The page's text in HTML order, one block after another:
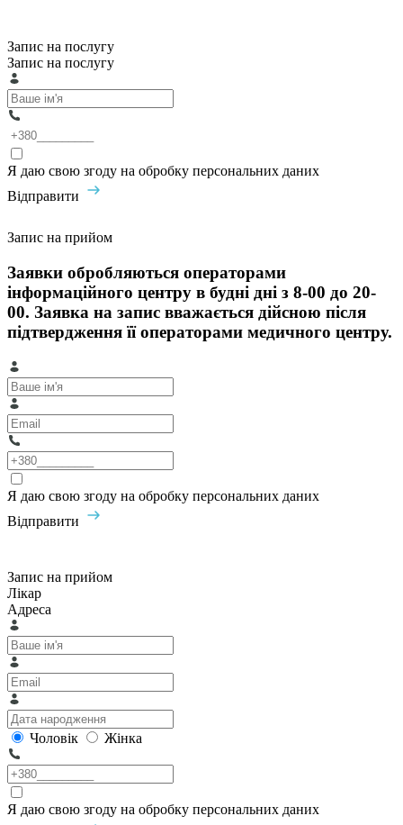
Запис на послугу
Запис на послугу
Я даю свою згоду на обробку персональних даних
Відправити
Запис на прийом
Заявки обробляються операторами
інформаційного центру в будні дні з 8-00 до 20-
00. Заявка на запис вважається дійсною після
підтвердження її операторами медичного центру.
Я даю свою згоду на обробку персональних даних
Відправити
Запис на прийом
Лікар
Адреса
Чоловік Жінка
Я даю свою згоду на обробку персональних даних